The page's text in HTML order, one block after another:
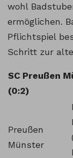
wohl
ermöglichen.
Pflichtspiel
Schritt zur
SC Preußen
(0:2)
Preußen
Münster